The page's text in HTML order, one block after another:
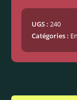
UGS :240
Catégories :